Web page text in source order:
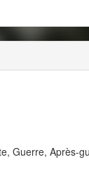
Guerre, Après-